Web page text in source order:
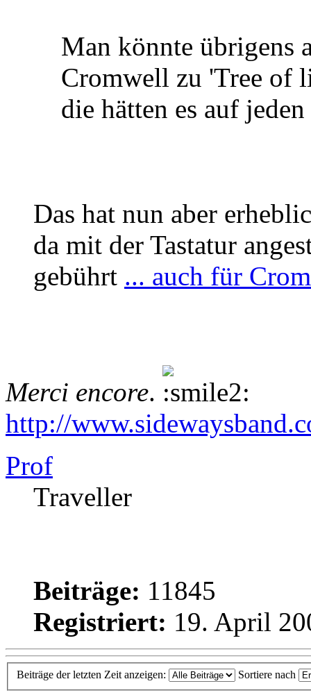
Man könnte übrigens
Cromwell zu 'Tree of
die hätten es auf
Das hat nun aber
da mit der Tastatur
gebührt ... auch für
Merci encore.
http://
Prof
Traveller
Beiträge: 11845
Registriert: 19. April
Beiträge der letzten Zeit anzeigen: Sortiere nach